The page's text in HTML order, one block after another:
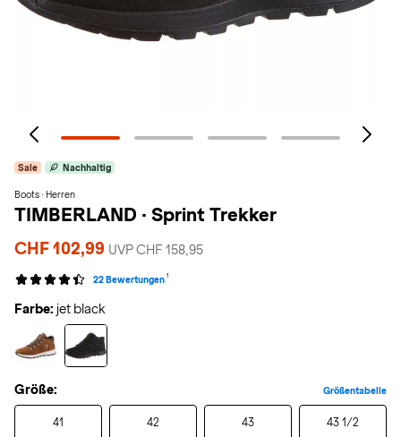
Sale Nachhaltig
Boots · Herren
TIMBERLAND · Sprint Trekker
CHF 102,99 UVP CHF 158,95
22 Bewertungen 1
Farbe: jet black
Größe: Größentabelle
41 42 43 43 1/2